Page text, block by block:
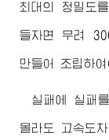
최대의 정밀도
들자면 무려
만들어 조립하여
실패에 실패
몰라도 고속도